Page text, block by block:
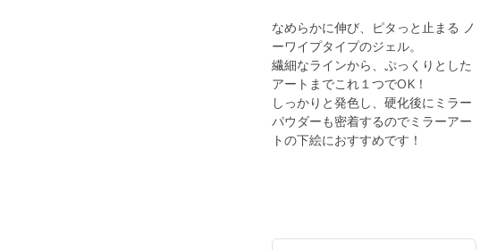
なめらかに伸び、ピタっと止まる ノ
ーワイプタイプのジェル。
繊細なラインから、ぷっくりとした
アートまでこれ１つでOK！
しっかりと発色し、硬化後にミラー
パウダーも密着するのでミラーアー
トの下絵におすすめです！